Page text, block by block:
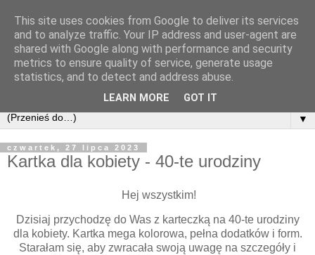
▼
czwartek, 27 lipca 2023
Kartka dla kobiety - 40-te urodziny
Hej wszystkim!
Dzisiaj przychodzę do Was z karteczką na 40-te urodziny
dla kobiety. Kartka mega kolorowa, pełna dodatków i form.
Starałam się, aby zwracała swoją uwagę na szczegóły i
This site uses cookies from Google to deliver its services
and to analyze traffic. Your IP address and user-agent are
shared with Google along with performance and security
metrics to ensure quality of service, generate usage
statistics, and to detect and address abuse.
LEARN MORE GOT IT